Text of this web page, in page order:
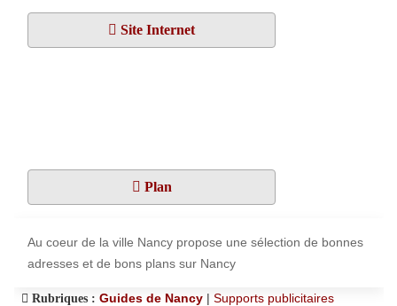
Site Internet
Plan
Au coeur de la ville Nancy propose une sélection de bonnes
adresses et de bons plans sur Nancy
Rubriques : Guides de Nancy | Supports publicitaires